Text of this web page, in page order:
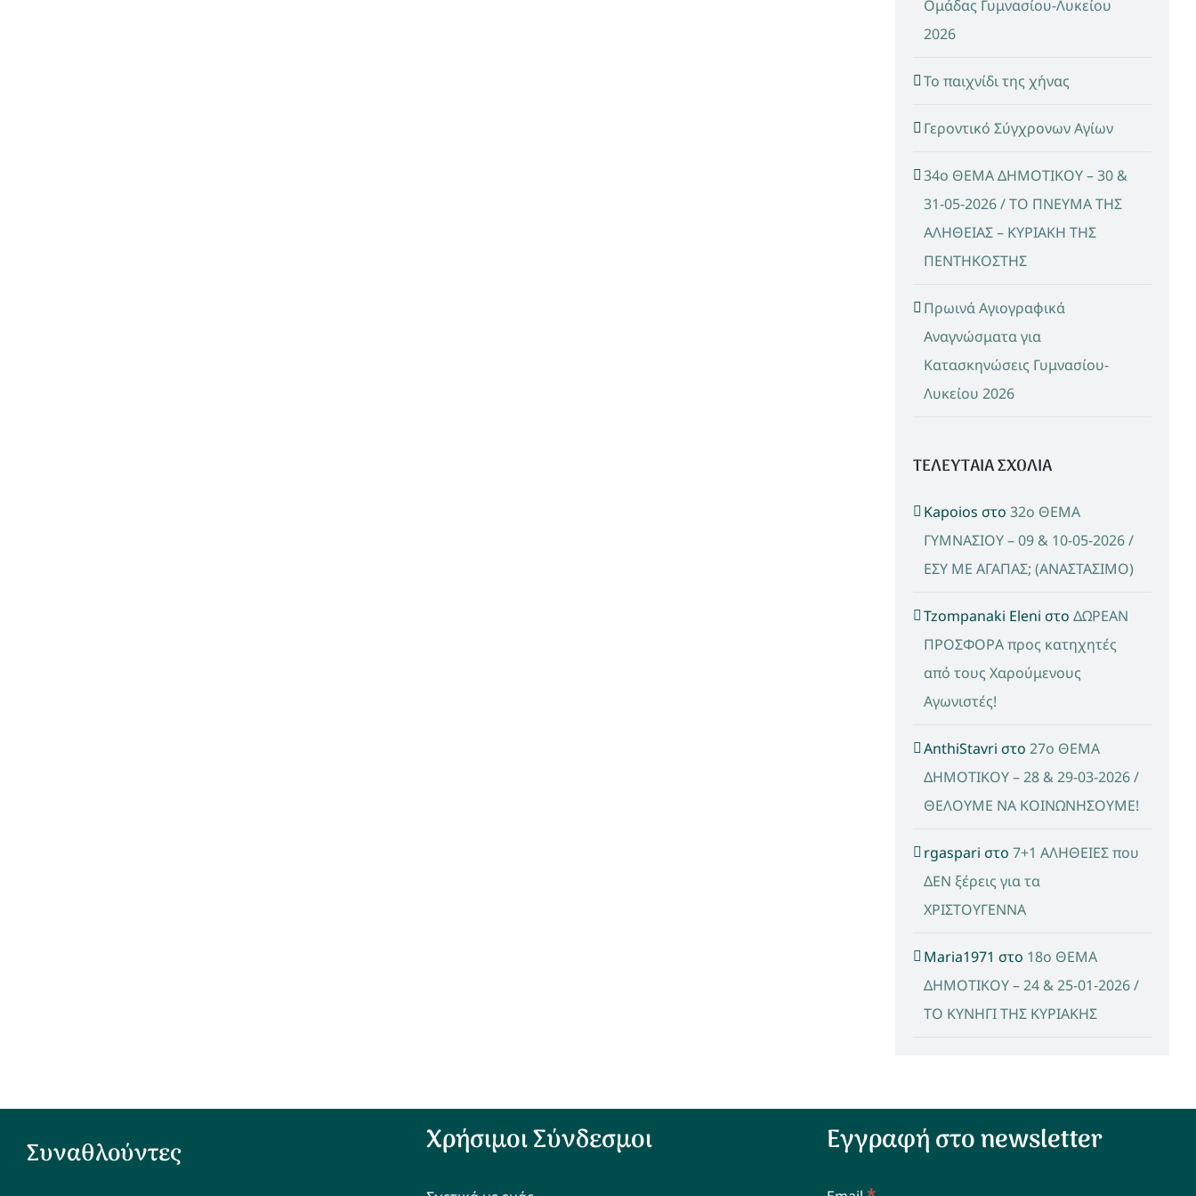
Ομάδας Γυμνασίου-Λυκείου
2026
Το παιχνίδι της χήνας
Γεροντικό Σύγχρονων Αγίων
34ο ΘΕΜΑ ΔΗΜΟΤΙΚΟΥ – 30 &
31-05-2026 / ΤΟ ΠΝΕΥΜΑ ΤΗΣ
ΑΛΗΘΕΙΑΣ – ΚΥΡΙΑΚΗ ΤΗΣ
ΠΕΝΤΗΚΟΣΤΗΣ
Πρωινά Αγιογραφικά
Αναγνώσματα για
Κατασκηνώσεις Γυμνασίου-
Λυκείου 2026
ΤΕΛΕΥΤΑΙΑ ΣΧΟΛΙΑ
Kapoios στο 32ο ΘΕΜΑ
ΓΥΜΝΑΣΙΟΥ – 09 & 10-05-2026 /
ΕΣΥ ΜΕ ΑΓΑΠΑΣ; (ΑΝΑΣΤΑΣΙΜΟ)
Tzompanaki Eleni στο ΔΩΡΕΑΝ
ΠΡΟΣΦΟΡΑ προς κατηχητές
από τους Χαρούμενους
Αγωνιστές!
AnthiStavri στο 27ο ΘΕΜΑ
ΔΗΜΟΤΙΚΟΥ – 28 & 29-03-2026 /
ΘΕΛΟΥΜΕ ΝΑ ΚΟΙΝΩΝΗΣΟΥΜΕ!
rgaspari στο 7+1 ΑΛΗΘΕΙΕΣ που
ΔΕΝ ξέρεις για τα
ΧΡΙΣΤΟΥΓΕΝΝΑ
Maria1971 στο 18ο ΘΕΜΑ
ΔΗΜΟΤΙΚΟΥ – 24 & 25-01-2026 /
ΤΟ ΚΥΝΗΓΙ ΤΗΣ ΚΥΡΙΑΚΗΣ
Συναθλούντες Χρήσιμοι Σύνδεσμοι Εγγραφή στο newsletter